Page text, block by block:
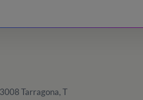
Tarragona, T